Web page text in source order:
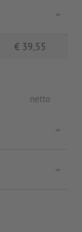
€ 39,55
netto